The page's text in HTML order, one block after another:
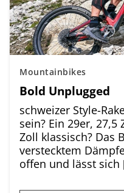
Mountainbikes
Bold Unplugged
schweizer Style-
sein? Ein 29er,
Zoll klassisch? Das
verstecktem
offen und lässt sich